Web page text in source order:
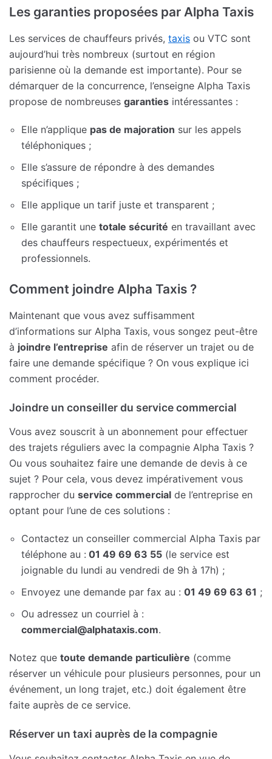
Les garanties proposées par Alpha Taxis
Les services de chauffeurs privés, taxis ou VTC sont
aujourd’hui très nombreux (surtout en région
parisienne où la demande est importante). Pour se
démarquer de la concurrence, l’enseigne Alpha Taxis
propose de nombreuses garanties intéressantes :
Elle n’applique pas de majoration sur les appels
téléphoniques ;
Elle s’assure de répondre à des demandes
spécifiques ;
Elle applique un tarif juste et transparent ;
Elle garantit une totale sécurité en travaillant avec
des chauffeurs respectueux, expérimentés et
professionnels.
Comment joindre Alpha Taxis ?
Maintenant que vous avez suffisamment
d’informations sur Alpha Taxis, vous songez peut-être
à joindre l’entreprise afin de réserver un trajet ou de
faire une demande spécifique ? On vous explique ici
comment procéder.
Joindre un conseiller du service commercial
Vous avez souscrit à un abonnement pour effectuer
des trajets réguliers avec la compagnie Alpha Taxis ?
Ou vous souhaitez faire une demande de devis à ce
sujet ? Pour cela, vous devez impérativement vous
rapprocher du service commercial de l’entreprise en
optant pour l’une de ces solutions :
Contactez un conseiller commercial Alpha Taxis par
téléphone au : 01 49 69 63 55 (le service est
joignable du lundi au vendredi de 9h à 17h) ;
Envoyez une demande par fax au : 01 49 69 63 61 ;
Ou adressez un courriel à :
commercial@alphataxis.com.
Notez que toute demande particulière (comme
réserver un véhicule pour plusieurs personnes, pour un
événement, un long trajet, etc.) doit également être
faite auprès de ce service.
Réserver un taxi auprès de la compagnie